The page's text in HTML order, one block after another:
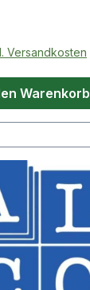
Versandkosten
Warenkorb